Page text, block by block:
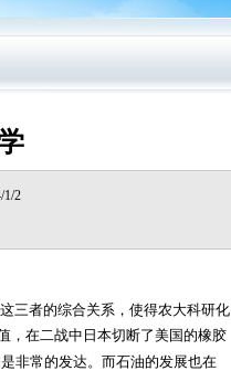
1/2
三者的综合关系，使得农大科研化
，在二战中日本切断了美国的橡胶
非常的发达。而石油的发展也在